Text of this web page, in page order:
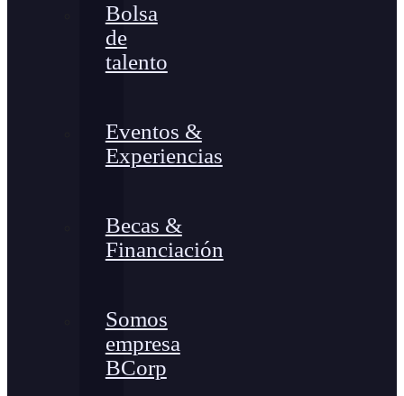
Bolsa
de
talento
Eventos &
Experiencias
Becas &
Financiación
Somos
empresa
BCorp